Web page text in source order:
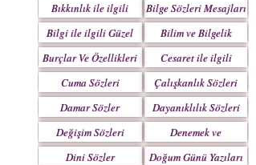
Bıkkınlık ile ilgili
Sözler
Bilge Sözleri Mesajları
Bilgi ile ilgili Güzel
Sözler
Bilim ve Bilgelik
Sözleri
Burçlar Ve Özellikleri
Cesaret ile ilgili
Yazılar
Cuma Sözleri
Çalışkanlık Sözleri
Damar Sözler
Dayanıklılık Sözleri
Değişim Sözleri
Denemek ve
Çabalamak Sözleri
Dini Sözler
Doğum Günü Yazıları